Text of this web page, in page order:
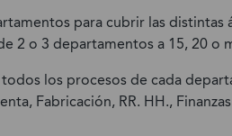
para cubrir las distintas
2 o 3 departamentos a 15, 20 o
los procesos de cada
Fabricación, RR. HH.,